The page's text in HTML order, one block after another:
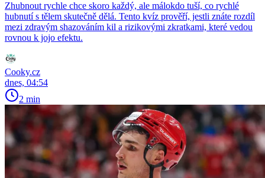
Zhubnout rychle chce skoro každý, ale málokdo tuší, co rychlé
hubnutí s tělem skutečně dělá. Tento kvíz prověří, jestli znáte rozdíl
mezi zdravým shazováním kil a rizikovými zkratkami, které vedou
rovnou k jojo efektu.
Cooky.cz
dnes, 04:54
2 min